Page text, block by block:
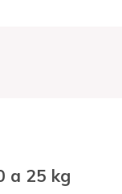
a 25 kg